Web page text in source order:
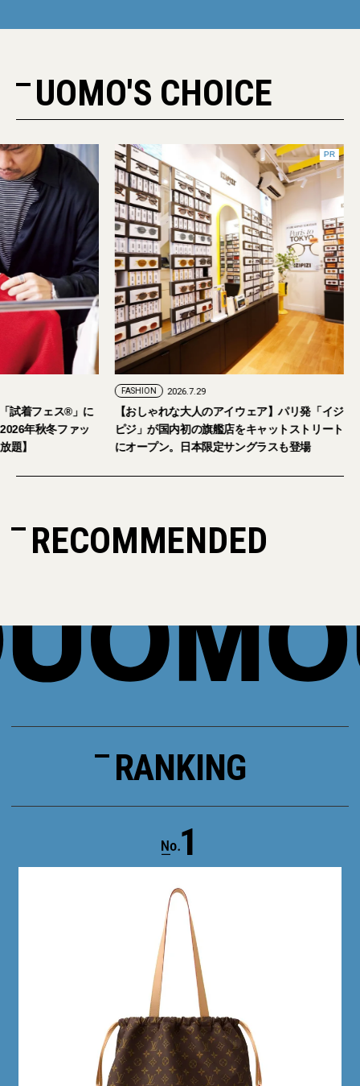
UOMO'S CHOICE
試着フェス®︎」に
年秋冬ファッ
題】
PR
FASHION 2026.7.29
【おしゃれな大人のアイウェア】パリ発「イジ
ピジ」が国内初の旗艦店をキャットストリート
にオープン。日本限定サングラスも登場
RECOMMENDED
RANKING
1